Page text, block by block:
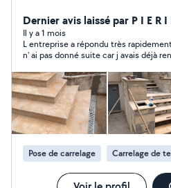
rénovation et d'aménagement
un travail de qualité et
realisons aussi des plans
decoration d'interieur sur
staging , mesures et quots sur
Dernier avis laissé par P I E R
Il y a 1 mois
L entreprise a répondu très rapidement a
n' ai pas donné suite car j avais déjà
Pose de carrelage Carrelage de